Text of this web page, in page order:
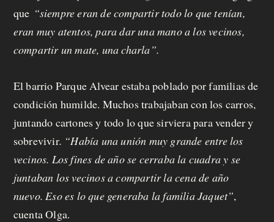
que “siempre eran de compartir todo lo que tenían,
eran muy atentos, para dar una mano a los vecinos,
compartir un mate, una charla”.
El barrio Parque Alvear estaba poblado por familias de
condición humilde. Muchos trabajaban con los carros,
juntando cartones y todo lo que sirviera para vender y
sobrevivir. “Había una unión muy grande entre los
vecinos. Los fines de año se cerraba la cuadra y se
juntaban los vecinos a compartir la cena de año
nuevo. Eso es lo que generaba la familia Jaquet”,
cuenta Olga.